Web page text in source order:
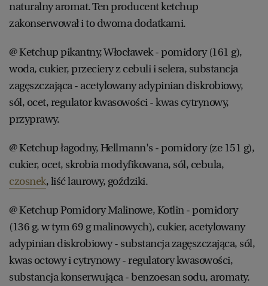
naturalny aromat. Ten producent ketchup
zakonserwował i to dwoma dodatkami.
@ Ketchup pikantny, Włocławek - pomidory (161 g),
woda, cukier, przeciery z cebuli i selera, substancja
zagęszczająca - acetylowany adypinian diskrobiowy,
sól, ocet, regulator kwasowości - kwas cytrynowy,
przyprawy.
@ Ketchup łagodny, Hellmann's - pomidory (ze 151 g),
cukier, ocet, skrobia modyfikowana, sól, cebula,
czosnek, liść laurowy, goździki.
@ Ketchup Pomidory Malinowe, Kotlin - pomidory
(136 g, w tym 69 g malinowych), cukier, acetylowany
adypinian diskrobiowy - substancja zagęszczająca, sól,
kwas octowy i cytrynowy - regulatory kwasowości,
substancja konserwująca - benzoesan sodu, aromaty.